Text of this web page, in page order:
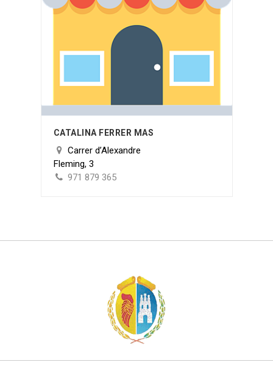
CATALINA FERRER MAS
Carrer d’Alexandre
Fleming, 3
971 879 365